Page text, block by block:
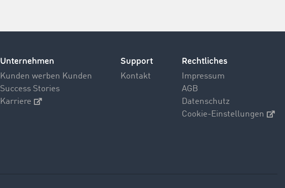
Unternehmen
Kunden werben Kunden
Success Stories
Karriere
Support
Kontakt
Rechtliches
Impressum
AGB
Datenschutz
Cookie-Einstellungen